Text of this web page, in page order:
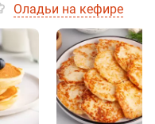
Оладьи на кефире